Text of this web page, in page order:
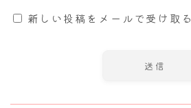
新しい投稿をメールで受け取る